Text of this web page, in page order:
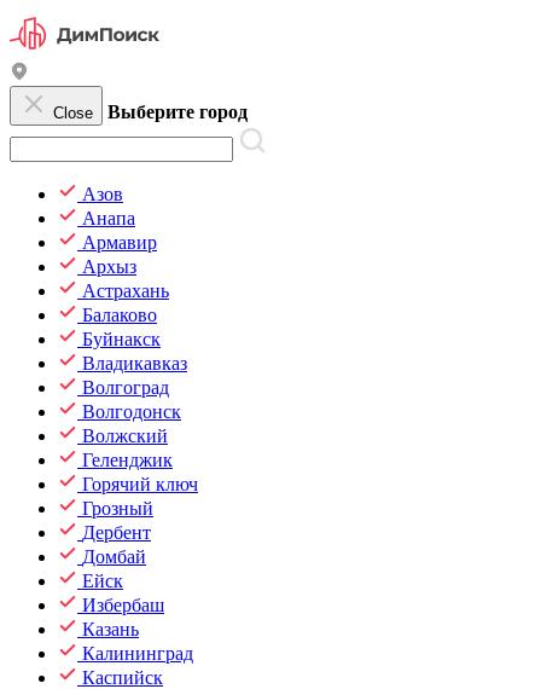
Close Выберите город
Азов
Анапа
Армавир
Архыз
Астрахань
Балаково
Буйнакск
Владикавказ
Волгоград
Волгодонск
Волжский
Геленджик
Горячий ключ
Грозный
Дербент
Домбай
Ейск
Избербаш
Казань
Калининград
Каспийск